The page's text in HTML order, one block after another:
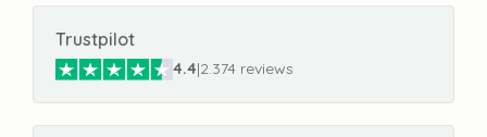
Trustpilot
4.4|2.374 reviews